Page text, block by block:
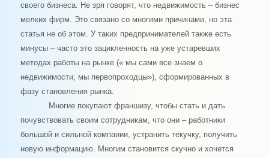
своего бизнеса. Не зря говорят, что недвижимость – бизнес
мелких фирм. Это связано со многими причинами, но эта
статья не об этом. У таких предпринимателей также есть
минусы – часто это зацикленность на уже устаревших
методах работы на рынке (« мы сами все знаем о
недвижимости, мы первопроходцы»), сформированных в
фазу становления рынка.
Многие покупают франшизу, чтобы стать и дать
почувствовать своим сотрудникам, что они – работники
большой и сильной компании, устранить текучку, получить
новую информацию. Многим становится скучно и хочется